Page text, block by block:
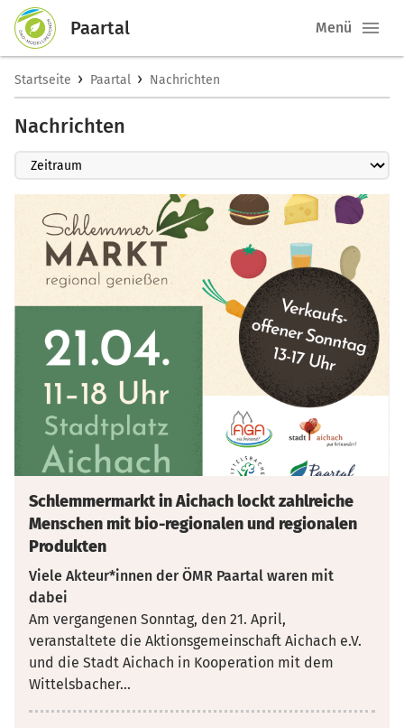
Paartal Menü
Startseite › Paartal › Nachrichten
Nachrichten
Schlemmermarkt in Aichach lockt zahlreiche
Menschen mit bio-regionalen und regionalen
Produkten
Viele Akteur*innen der ÖMR Paartal waren mit
dabei
Am vergangenen Sonntag, den 21. April,
veranstaltete die Aktionsgemeinschaft Aichach e.V.
und die Stadt Aichach in Kooperation mit dem
Wittelsbacher...